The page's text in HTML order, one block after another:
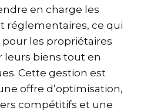
en charge les
réglementaires, ce qui
les propriétaires
biens tout en
Cette gestion est
offre d’optimisation,
compétitifs et une